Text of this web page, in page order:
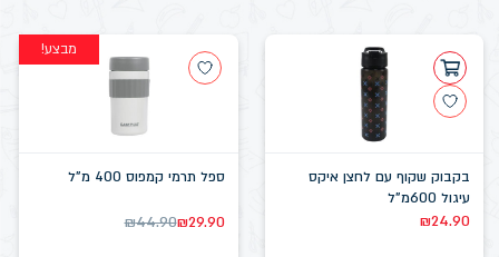
בקבוק שקוף עם לחצן איקס
עיגול 600מ"ל
₪24.90
מבצע!
ספל תרמי קמפוס 400 מ"ל
₪44.90₪29.90